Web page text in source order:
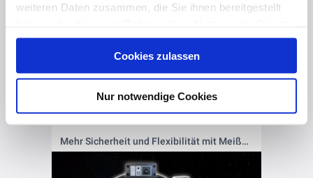
weiteren Daten zusammen, die Sie ihnen bereitgestellt
gesammelt haben. Hier finden Sie Informationen zum
und unserImpressum.
Cookies zulassen
Nur notwendige Cookies
Mehr Sicherheit und Flexibilität mit Meißner – mts3000 weiter optimiert.